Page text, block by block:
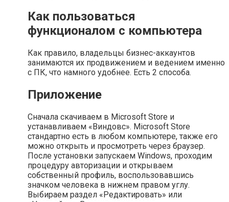
Как пользоваться
функционалом с компьютера
Как правило, владельцы бизнес-аккаунтов
занимаются их продвижением и ведением именно
с ПК, что намного удобнее. Есть 2 способа.
Приложение
Сначала скачиваем в Microsoft Store и
устанавливаем «Виндовс». Microsoft Store
стандартно есть в любом компьютере, также его
можно открыть и просмотреть через браузер.
После установки запускаем Windows, проходим
процедуру авторизации и открываем
собственный профиль, воспользовавшись
значком человека в нижнем правом углу.
Выбираем раздел «Редактировать» или